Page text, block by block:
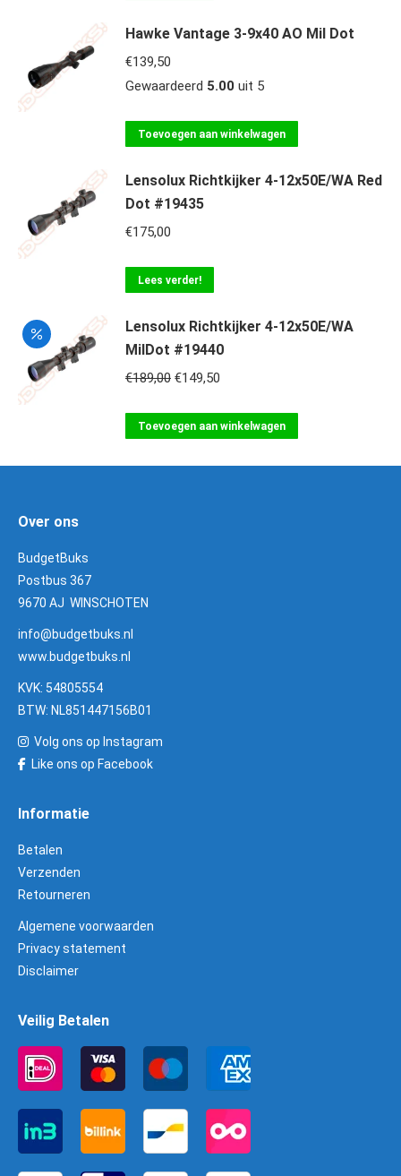
Hawke Vantage 3-9x40 AO Mil Dot
€139,50
Gewaardeerd 5.00 uit 5
Toevoegen aan winkelwagen
Lensolux Richtkijker 4-12x50E/WA Red
Dot #19435
€175,00
Lees verder!
Lensolux Richtkijker 4-12x50E/WA
MilDot #19440
€189,00 Oorspronkelijke
was:
€149,50
is:
Toevoegen aan winkelwagen
Over ons
BudgetBuks
Postbus 367
9670 AJ WINSCHOTEN
info@budgetbuks.nl
www.budgetbuks.nl
KVK: 54805554
BTW: NL851447156B01
Volg ons op Instagram
Like ons op Facebook
Informatie
Betalen
Verzenden
Retourneren
Algemene voorwaarden
Privacy statement
Disclaimer
Veilig Betalen